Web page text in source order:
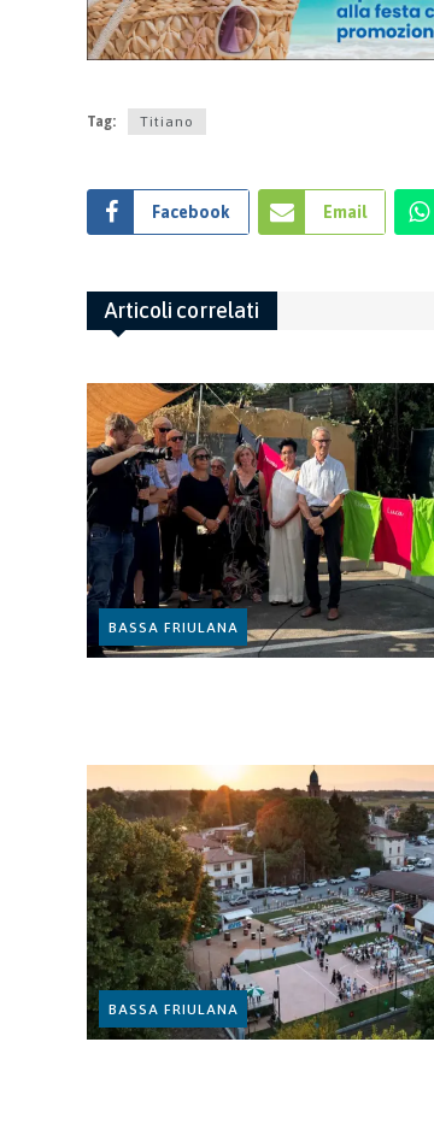
Tag: Titiano
Facebook Email
Articoli correlati
BASSA FRIULANA
BASSA FRIULANA